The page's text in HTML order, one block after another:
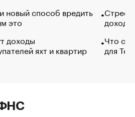
новый способ вредить
это
доходы
яхт и квартир
Что
для
ФНС